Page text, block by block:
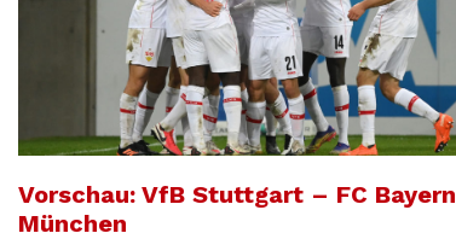
Vorschau: VfB Stuttgart – FC Bayern
München